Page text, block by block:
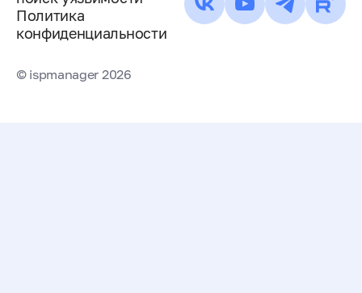
Политика
конфиденциальности
© ispmanager 2026